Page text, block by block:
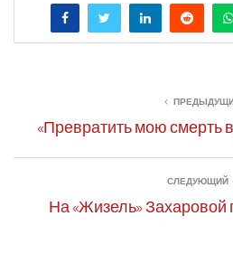
«Превратить мою смерть
СЛЕДУЮЩИЙ
На «Жизель»